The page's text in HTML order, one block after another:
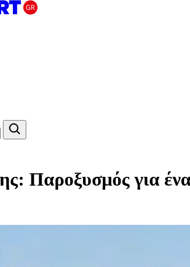
Παροξυσμός για ένα